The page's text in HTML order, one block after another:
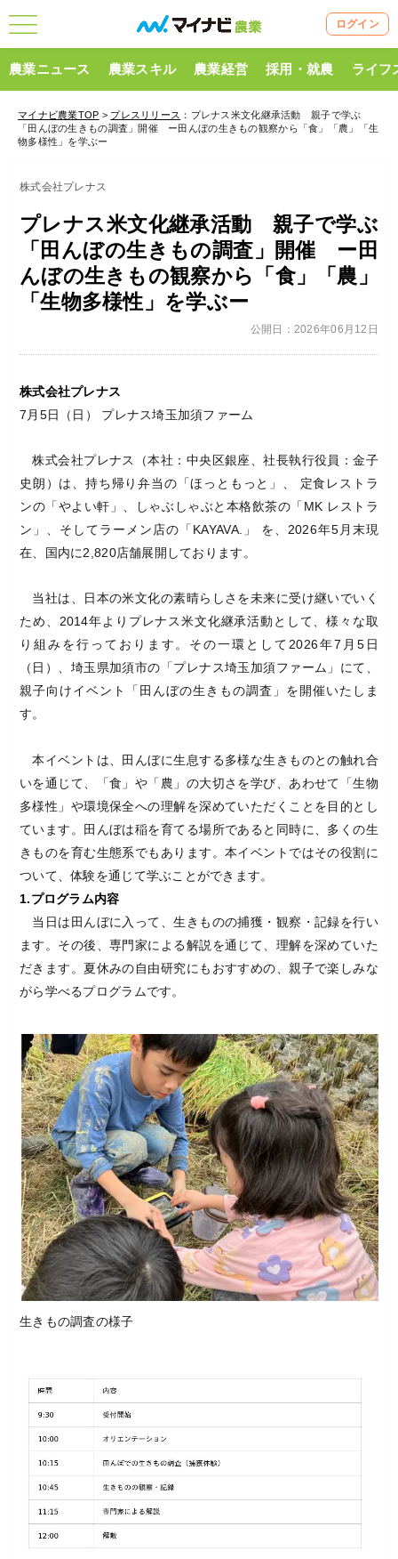
ログイン
農業ニュース 農業スキル 農業経営 採用・就農 ライフ
マイナビ農業TOP > プレスリリース ：プレナス米文化継承活動 親子で学ぶ
「田んぼの生きもの調査」開催 ー田んぼの生きもの観察から「食」「農」「生
物多様性」を学ぶー
株式会社プレナス
プレナス米文化継承活動 親子で学ぶ
「田んぼの生きもの調査」開催 ー田
んぼの生きもの観察から「食」「農」
「生物多様性」を学ぶー
公開日：2026年06月12日
株式会社プレナス
7月5日（日） プレナス埼玉加須ファーム
株式会社プレナス（本社：中央区銀座、社長執行役員：金子
史朗）は、持ち帰り弁当の「ほっともっと」、 定食レストラ
ンの「やよい軒」、しゃぶしゃぶと本格飲茶の「MK レストラ
ン」、そしてラーメン店の「KAYAVA.」 を、2026年5月末現
在、国内に2,820店舗展開しております。
当社は、日本の米文化の素晴らしさを未来に受け継いでいく
ため、2014年よりプレナス米文化継承活動として、様々な取
り組みを行っております。その一環として2026年7月5日
（日）、埼玉県加須市の「プレナス埼玉加須ファーム」にて、
親子向けイベント「田んぼの生きもの調査」を開催いたしま
す。
本イベントは、田んぼに生息する多様な生きものとの触れ合
いを通じて、「食」や「農」の大切さを学び、あわせて「生物
多様性」や環境保全への理解を深めていただくことを目的とし
ています。田んぼは稲を育てる場所であると同時に、多くの生
きものを育む生態系でもあります。本イベントではその役割に
ついて、体験を通じて学ぶことができます。
1.プログラム内容
当日は田んぼに入って、生きものの捕獲・観察・記録を行い
ます。その後、専門家による解説を通じて、理解を深めていた
だきます。夏休みの自由研究にもおすすめの、親子で楽しみな
がら学べるプログラムです。
生きもの調査の様子